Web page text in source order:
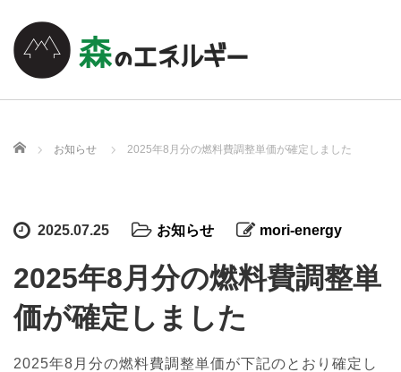
ホーム お知らせ 2025年8月分の燃料費調整単価が確定しました
2025.07.25 お知らせ mori-energy
2025年8月分の燃料費調整単
価が確定しました
2025年8月分の燃料費調整単価が下記のとおり確定し